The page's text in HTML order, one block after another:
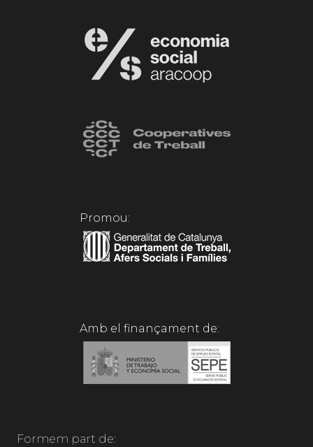
Promou:
Amb el finançament de:
Formem part de: